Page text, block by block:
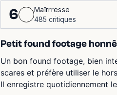
6
Maîrrresse
485 critiques
Petit found footage
Un bon found footage, bien
scares et préfère utiliser le
Il enregistre quotidiennement